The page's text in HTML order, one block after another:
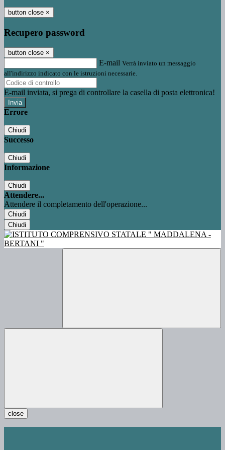
button close ×
Recupero password
button close ×
E-mail Verrà inviato un messaggio
all'indirizzo indicato con le istruzioni necessarie.
E-mail inviata, si prega di controllare la casella di posta elettronica!
Errore
Chiudi
Successo
Chiudi
Informazione
Chiudi
Attendere...
Attendere il completamento dell'operazione...
Chiudi
Chiudi
close